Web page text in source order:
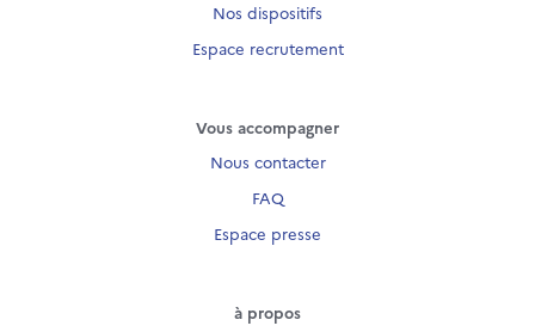
Nos dispositifs
Espace recrutement
Vous accompagner
Nous contacter
FAQ
Espace presse
à propos